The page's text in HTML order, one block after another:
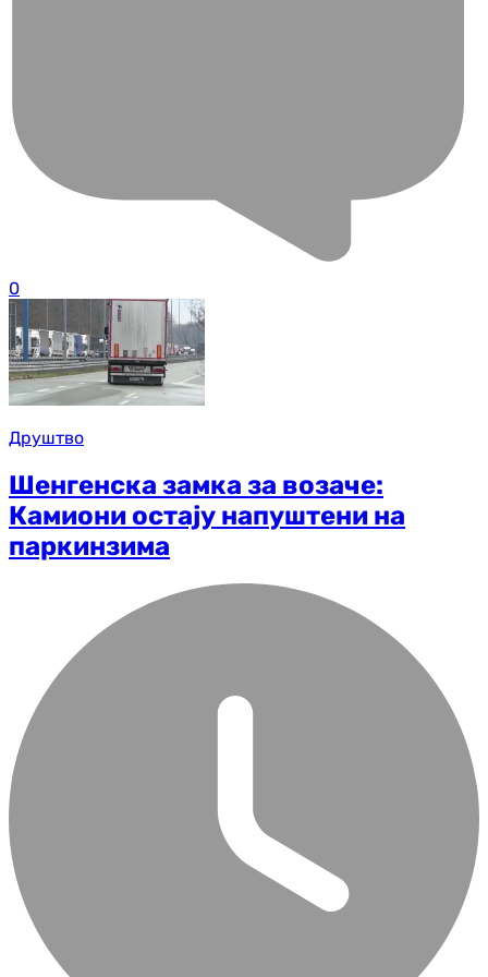
0
Друштво
Шенгенска замка за возаче:
Камиони остају напуштени на
паркинзима